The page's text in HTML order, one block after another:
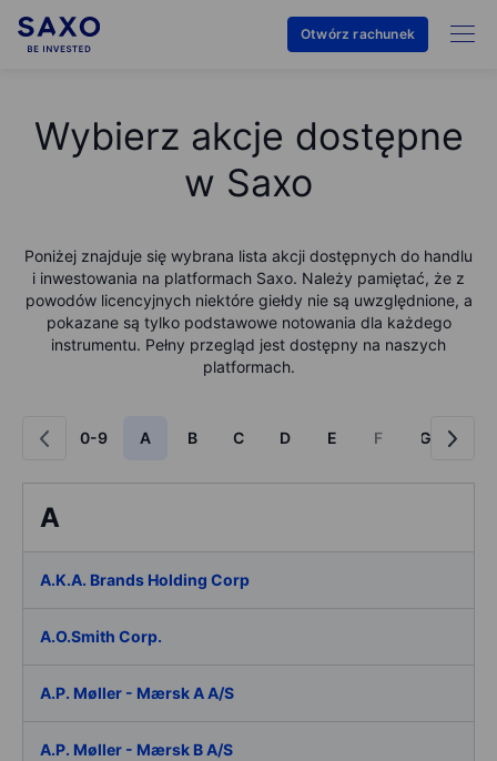
Otwórz rachunek
Wybierz akcje dostępne
w Saxo
Poniżej znajduje się wybrana lista akcji dostępnych do handlu
i inwestowania na platformach Saxo. Należy pamiętać, że z
powodów licencyjnych niektóre giełdy nie są uwzględnione, a
pokazane są tylko podstawowe notowania dla każdego
instrumentu. Pełny przegląd jest dostępny na naszych
platformach.
0-9 A B C D E F G
A
A.K.A. Brands Holding Corp
A.O.Smith Corp.
A.P. Møller - Mærsk A A/S
A.P. Møller - Mærsk B A/S